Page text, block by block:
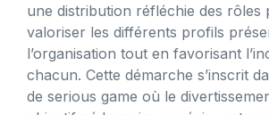
une distribution réfléchie des rôles
valoriser les différents profils
l’organisation tout en favorisant
chacun. Cette démarche s’inscrit
de serious game où le